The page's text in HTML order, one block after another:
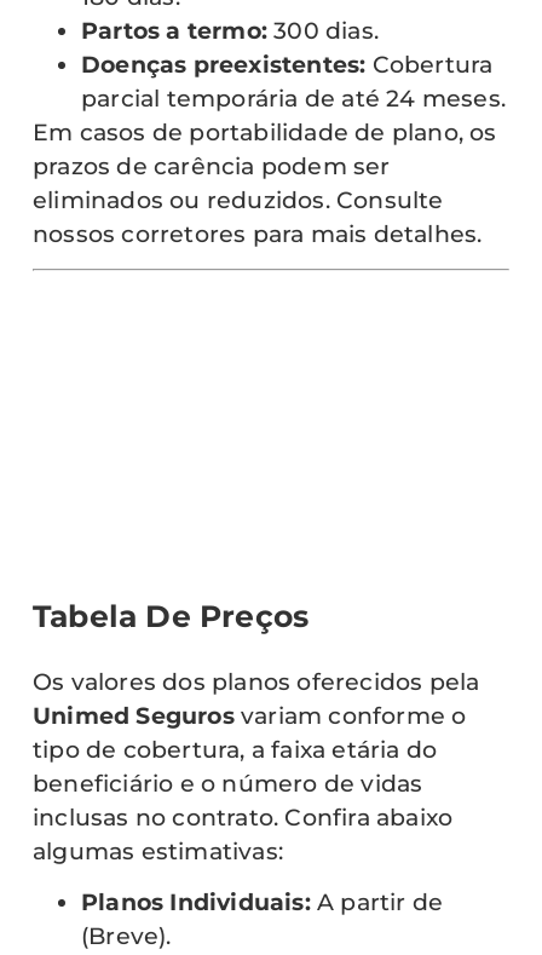
Partos a termo: 300 dias.
Doenças preexistentes: Cobertura
parcial temporária de até 24 meses.
Em casos de portabilidade de plano, os
prazos de carência podem ser
eliminados ou reduzidos. Consulte
nossos corretores para mais detalhes.
Tabela De Preços
Os valores dos planos oferecidos pela
Unimed Segurosvariam conforme o
tipo de cobertura, a faixa etária do
beneficiário e o número de vidas
inclusas no contrato. Confira abaixo
algumas estimativas:
Planos Individuais:A partir de
(Breve).